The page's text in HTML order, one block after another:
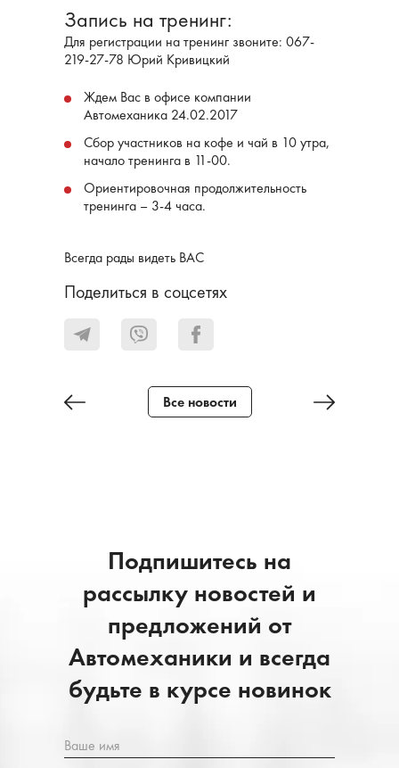
Запись на тренинг:
Для регистрации на тренинг звоните: 067-
219-27-78 Юрий Кривицкий
Ждем Вас в офисе компании
Автомеханика 24.02.2017
Сбор участников на кофе и чай в 10 утра,
начало тренинга в 11-00.
Ориентировочная продолжительность
тренинга – 3-4 часа.
Всегда рады видеть ВАС
Поделиться в соцсетях
Все новости
Подпишитесь на
рассылку новостей и
предложений от
Автомеханики и всегда
будьте в курсе новинок
Ваше имя